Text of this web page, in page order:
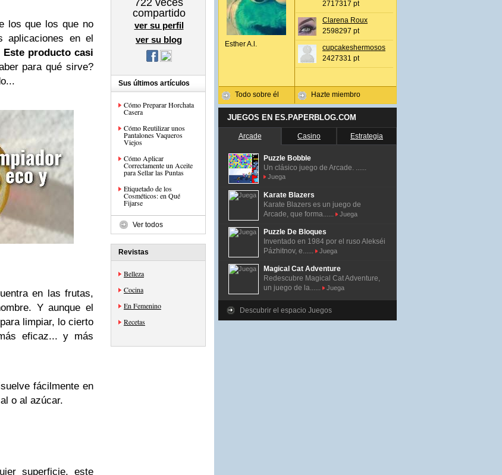
los que los que no
aplicaciones en el
Este producto casi
para qué sirve?
en las frutas,
Y aunque el
limpiar, lo cierto
eficaz... y más
fácilmente en
o al azúcar.
superficie, este
722 veces
compartido
ver su perfil
ver su blog
Sus últimos artículos
Cómo Preparar Horchata
Casera
Cómo Reutilizar unos
Pantalones Vaqueros
Viejos
Cómo Aplicar
Correctamente un Aceite
para Sellar las Puntas
Etiquetado de los
Cosméticos: en Qué
Fijarse
Ver todos
Revistas
Belleza
Cocina
En Femenino
Recetas
Esther A.l.
Todo sobre él
2717317 pt
Clarena Roux
2598297 pt
cupcakeshermosos
2427331 pt
Hazte miembro
JUEGOS EN ES.PAPERBLOG.COM
Arcade Casino Estrategia
Puzzle Bobble
Un clásico juego de Arcade. ......
Juega
Karate Blazers
Karate Blazers es un juego de
Arcade, que forma......
Juega
Puzzle De Bloques
Inventado en 1984 por el ruso Alekséi
Pázhitnov, e......
Juega
Magical Cat Adventure
Redescubre Magical Cat Adventure,
un juego de la......
Juega
Descubrir el espacio Juegos